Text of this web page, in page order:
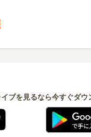
ブを見るなら今すぐダウ